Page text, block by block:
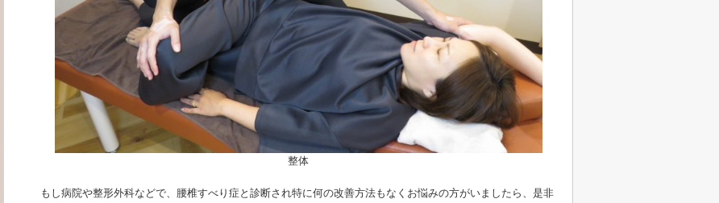
整体
もし病院や整形外科などで、腰椎すべり症と診断され特に何の改善方法もなくお悩みの方がいましたら、是非